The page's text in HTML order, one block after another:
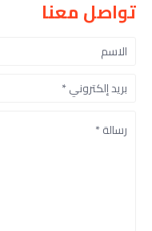
تواصل معنا